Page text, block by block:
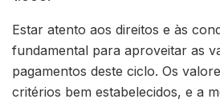
Estar atento aos direitos e às
fundamental para aproveitar as
pagamentos deste ciclo. Os
critérios bem estabelecidos, e a